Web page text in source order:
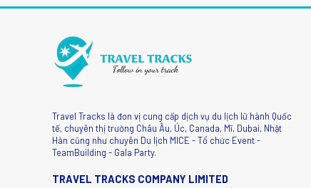
Travel Tracks là đơn vị cung cấp dịch vụ du lịch lữ hành Quốc
tế, chuyên thị trường Châu Âu, Úc, Canada, Mĩ, Dubai, Nhật
Hàn cũng như chuyên Du lịch MICE - Tổ chức Event -
TeamBuilding - Gala Party.
TRAVEL TRACKS COMPANY LIMITED